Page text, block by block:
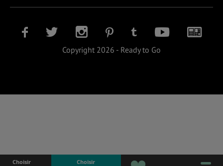
Choisir
Choisir
Copyright 2026 - Ready to Go